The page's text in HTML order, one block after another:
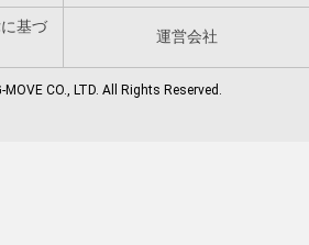
基づ
運営会社
CO., LTD. All Rights Reserved.